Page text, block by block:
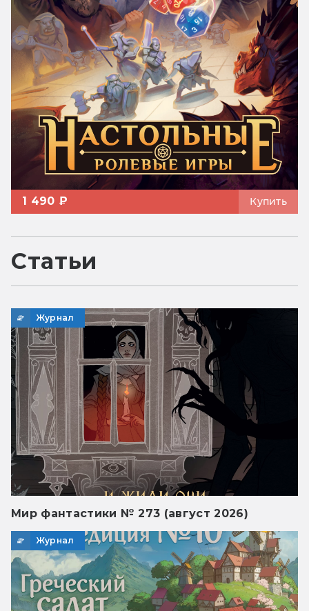
1 490 ₽ Купить
Статьи
Журнал
Мир фантастики № 273 (август 2026)
Журнал